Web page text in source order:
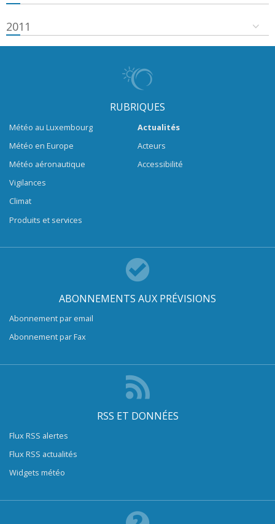
2011
RUBRIQUES
Météo au Luxembourg
Météo en Europe
Météo aéronautique
Vigilances
Climat
Produits et services
Actualités
Acteurs
Accessibilité
ABONNEMENTS AUX PRÉVISIONS
Abonnement par email
Abonnement par Fax
RSS ET DONNÉES
Flux RSS alertes
Flux RSS actualités
Widgets météo